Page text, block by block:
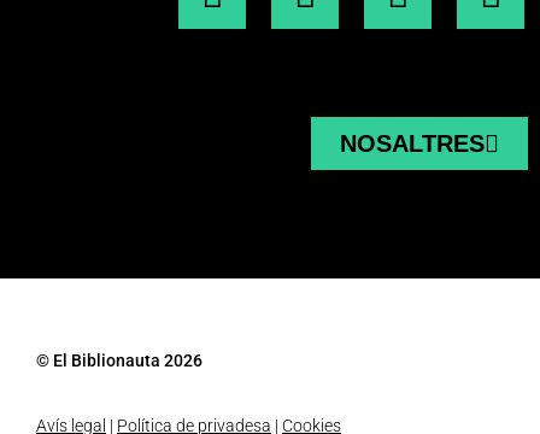
NOSALTRES
© El Biblionauta 2026
Avís legal | Política de privadesa | Cookies